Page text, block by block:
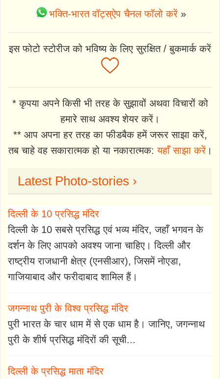
भक्ति-भारत वॉट्स्ऐप चैनल फॉलो करें»
इस फोटो स्टोरीज को भविष्य के लिए सुरक्षित / बुकमार्क करें
* कृपया अपने किसी भी तरह के सुझावों अथवा विचारों को
हमारे साथ अवश्य शेयर करें।
** आप अपना हर तरह का फीडबैक हमें जरूर साझा करें,
तब चाहे वह सकारात्मक हो या नकारात्मक:यहाँ साझा करें।
Latest Photo-stories ›
दिल्ली के 10 प्रसिद्ध मंदिर
दिल्ली के 10 सबसे प्रसिद्ध एवं भव्य मंदिर, जहाँ भगवन के
दर्शन के लिए आपको अवश्य जाना चाहिए। दिल्ली और
राष्ट्रीय राजधानी क्षेत्र (एनसीआर), जिसमें नोएडा,
गाजियाबाद और फरीदाबाद शामिल हैं।
जगन्नाथ पुरी के विश्व प्रसिद्ध मंदिर
पुरी भारत के चार धाम में से एक धाम है। जानिए, जगन्नाथ
पुरी के शीर्ष प्रसिद्ध मंदिरों की सूची...
दिल्ली के प्रसिद्ध माता मंदिर